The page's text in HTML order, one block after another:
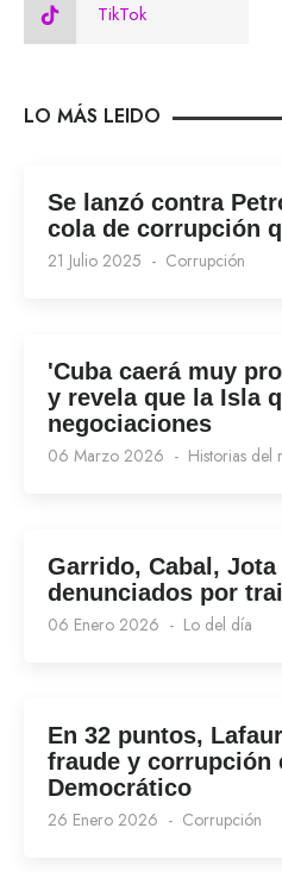
TikTok
LO MÁS LEIDO
Se lanzó contra
cola de corrupción
21 Julio 2025 Corrupción
'Cuba caerá muy
y revela que la Isla
negociaciones
06 Marzo 2026 Historias del
Garrido, Cabal,
denunciados por
06 Enero 2026 Lo del día
En 32 puntos,
fraude y corrupción
Democrático
26 Enero 2026 Corrupción